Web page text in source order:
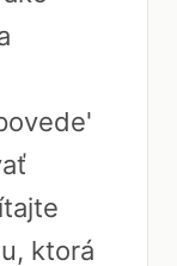
ktorá